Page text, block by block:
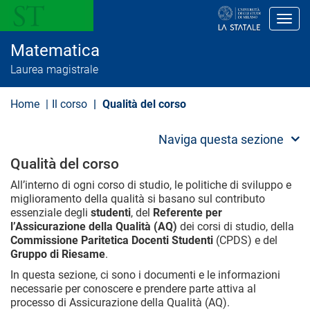
l
c
Matematica
Laurea magistrale
Home Il corso Qualità del corso
Naviga questa sezione
Qualità del corso
All’interno di ogni corso di studio, le politiche di sviluppo e
miglioramento della qualità si basano sul contributo
essenziale degli studenti, del Referente per
l’Assicurazione della Qualità (AQ) dei corsi di studio, della
Commissione Paritetica Docenti Studenti (CPDS) e del
Gruppo di Riesame.
In questa sezione, ci sono i documenti e le informazioni
necessarie per conoscere e prendere parte attiva al
processo di Assicurazione della Qualità (AQ).